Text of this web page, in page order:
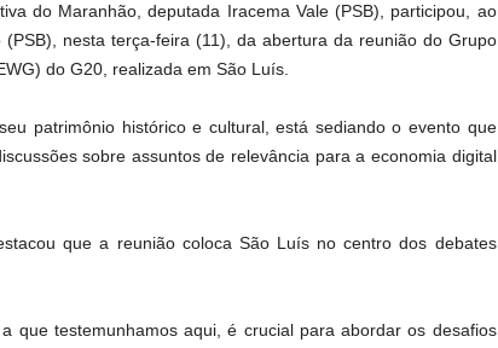
do Maranhão, deputada Iracema Vale (PSB), participou, ao
nesta terça-feira (11), da abertura da reunião do Grupo
do G20, realizada em São Luís.
patrimônio histórico e cultural, está sediando o evento que
sobre assuntos de relevância para a economia digital
que a reunião coloca São Luís no centro dos debates
que testemunhamos aqui, é crucial para abordar os desafios